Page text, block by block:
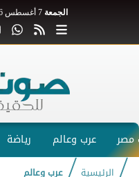
الجمعة 7 أغسطس 2026
عرب وعالم رياضة
الرئيسية عرب وعالم